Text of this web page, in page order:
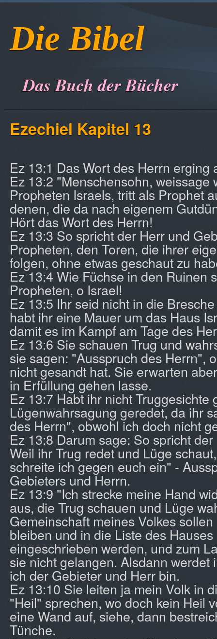
Die Bibel
Das Buch der Bücher
Ezechiel Kapitel 13
Ez 13:1 Das Wort des Herrn erging
Ez 13:2 "Menschensohn, weissage
Propheten Israels, tritt als Prophet
denen, die da nach eigenem
Hört das Wort des Herrn!
Ez 13:3 So spricht der Herr und
Propheten, den Toren, die ihrer
folgen, ohne etwas geschaut zu
Ez 13:4 Wie Füchse in den Ruinen
Propheten, o Israel!
Ez 13:5 Ihr seid nicht in die
habt ihr eine Mauer um das Haus
damit es im Kampf am Tage des
Ez 13:6 Sie schauen Trug und
sie sagen: "Ausspruch des Herrn",
nicht gesandt hat. Sie erwarten
in Erfüllung gehen lasse.
Ez 13:7 Habt ihr nicht Truggesichte
Lügenwahrsagung geredet, da ihr
des Herrn", obwohl ich doch nicht
Ez 13:8 Darum sage: So spricht
Weil ihr Trug redet und Lüge
schreite ich gegen euch ein" -
Gebieters und Herrn.
Ez 13:9 "Ich strecke meine Hand
aus, die Trug schauen und Lüge
Gemeinschaft meines Volkes
bleiben und in die Liste des
eingeschrieben werden, und zum
sie nicht gelangen. Alsdann werdet
ich der Gebieter und Herr bin.
Ez 13:10 Sie leiten ja mein Volk in
"Heil" sprechen, wo doch kein Heil
eine Wand auf, siehe, dann
Tünche.